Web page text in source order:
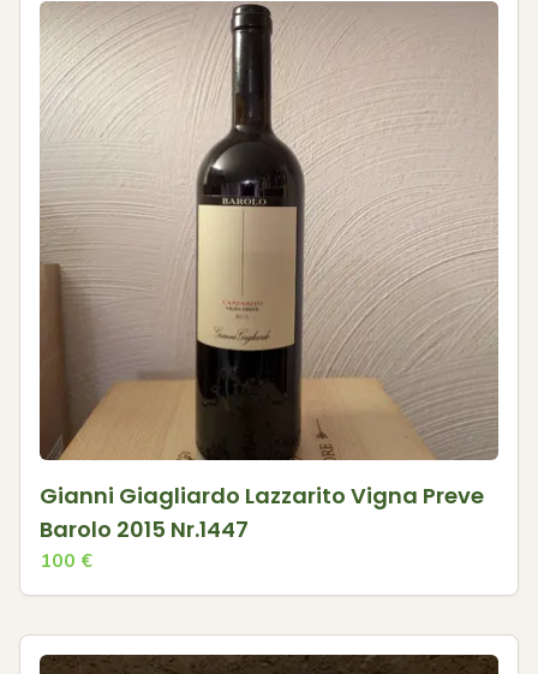
Gianni Giagliardo Lazzarito Vigna Preve
Barolo 2015 Nr.1447
100 €